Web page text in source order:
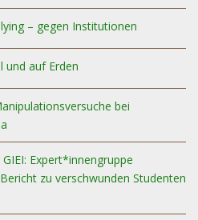
– gegen Institutionen
und auf Erden
bei
Expert*innengruppe
zu verschwunden Studenten